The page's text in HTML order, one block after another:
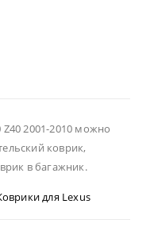
Z40 2001-2010 можно
коврик,
в багажник.
для Lexus